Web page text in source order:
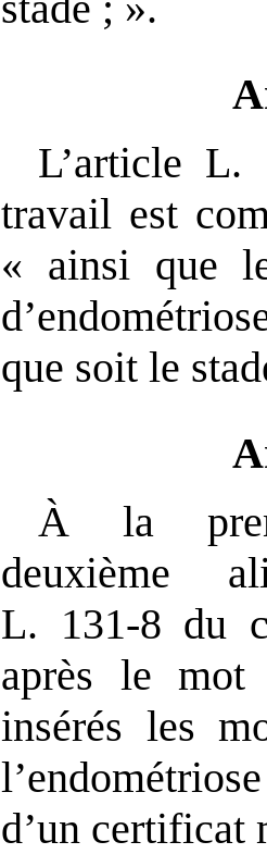
L’article L.
travail est
« ainsi que
que soit le
À la
deuxième
L. 131‑8 du
après le
insérés les
d’un certificat